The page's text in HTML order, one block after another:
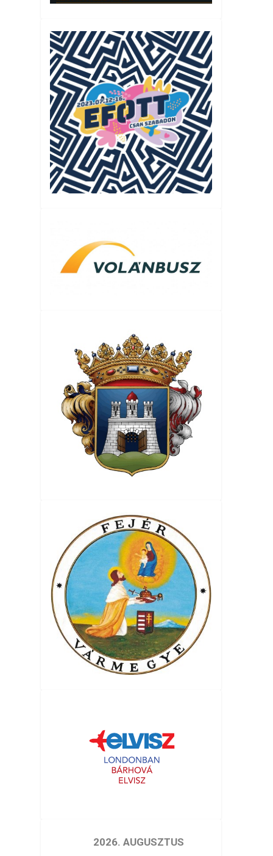
2026. AUGUSZTUS